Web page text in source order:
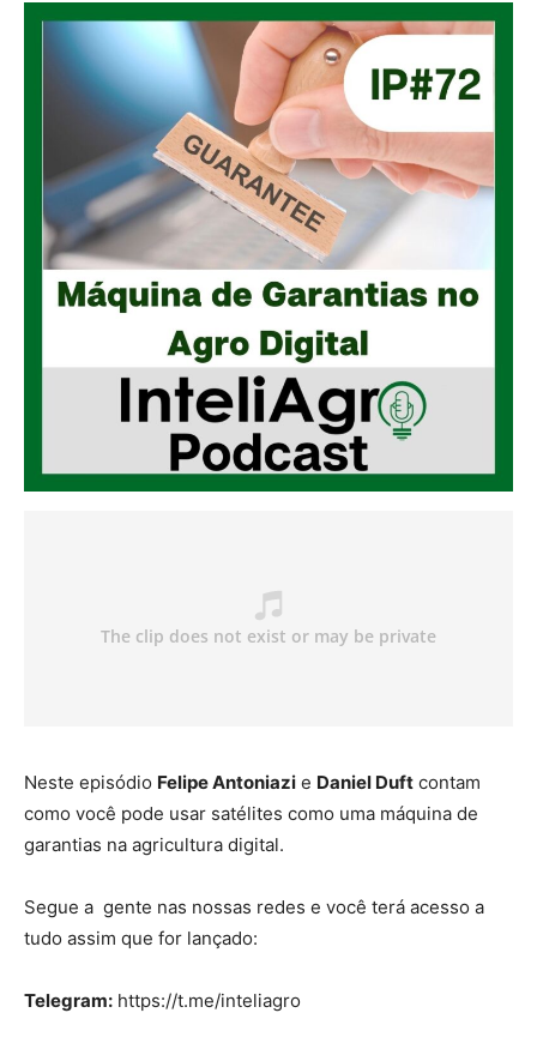
Neste episódio Felipe Antoniazi e Daniel Duft contam
como você pode usar satélites como uma máquina de
garantias na agricultura digital.
Segue a gente nas nossas redes e você terá acesso a
tudo assim que for lançado:
Telegram: https://t.me/inteliagro